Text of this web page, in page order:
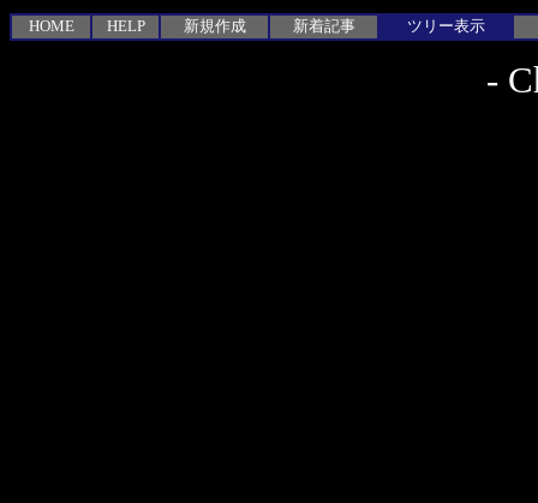
HOME HELP 新規作成 新着記事 ツリー表示
-